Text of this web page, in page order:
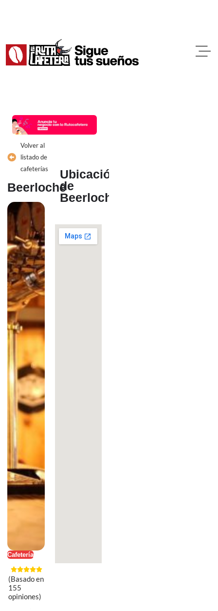
Volver al
listado de
cafeterías
Beerloche
Cafetería
(Basado en
155
opiniones)
Ubicación
de
Beerloche